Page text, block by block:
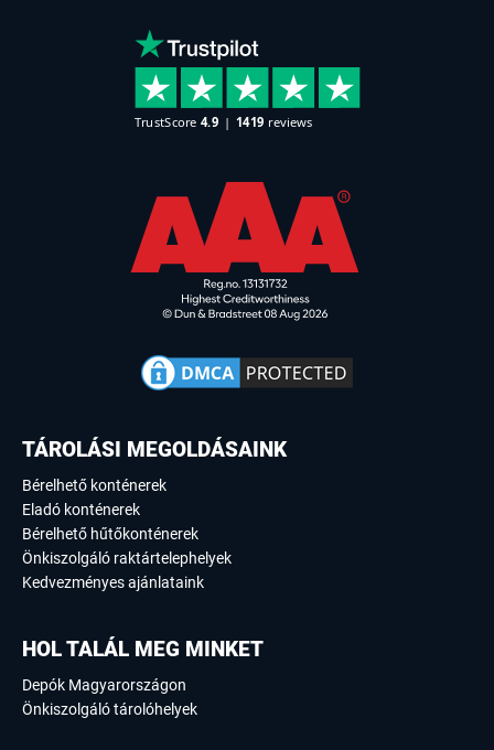
TÁROLÁSI MEGOLDÁSAINK
Bérelhető konténerek
Eladó konténerek
Bérelhető hűtőkonténerek
Önkiszolgáló raktártelephelyek
Kedvezményes ajánlataink
HOL TALÁL MEG MINKET
Depók Magyarországon
Önkiszolgáló tárolóhelyek